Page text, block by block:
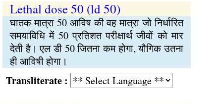
Lethal dose 50 (ld 50)
घातक मात्रा 50 आविष की वह मात्रा जो निर्धारित
समयाविधि में 50 प्रतिशत परीक्षार्थ जीवों को मार
देती है। एल डी 50 जितना कम होगा, यौगिक उतना
ही आविषी होगा।
: